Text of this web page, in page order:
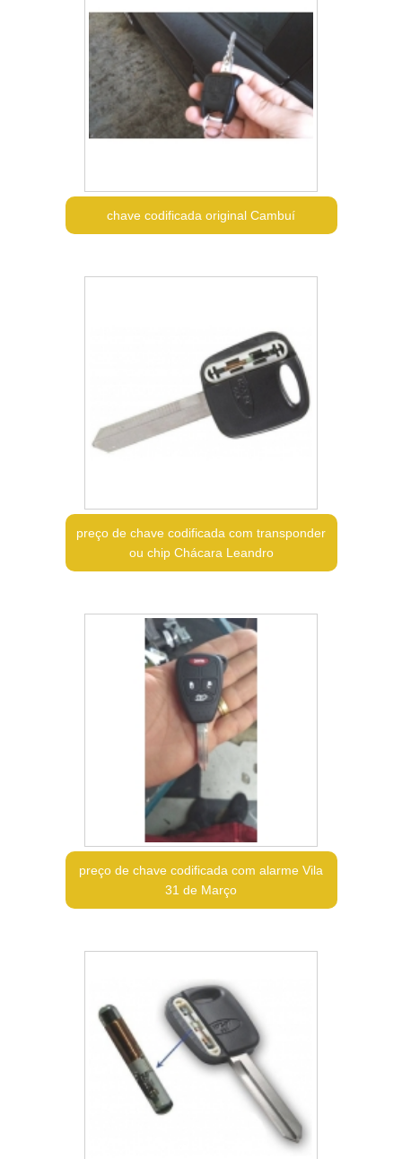
chave codificada original Cambuí
preço de chave codificada com transponder
ou chip Chácara Leandro
preço de chave codificada com alarme Vila
31 de Março